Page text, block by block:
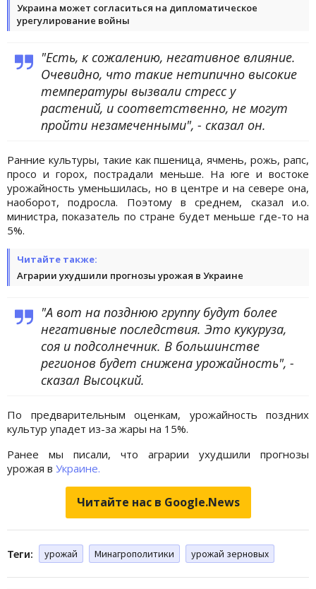
Украина может согласиться на дипломатическое
урегулирование войны
"Есть, к сожалению, негативное влияние.
Очевидно, что такие нетипично высокие
температуры вызвали стресс у
растений, и соответственно, не могут
пройти незамеченными", - сказал он.
Ранние культуры, такие как пшеница, ячмень, рожь, рапс,
просо и горох, пострадали меньше. На юге и востоке
урожайность уменьшилась, но в центре и на севере она,
наоборот, подросла. Поэтому в среднем, сказал и.о.
министра, показатель по стране будет меньше где-то на
5%.
Читайте также:
Аграрии ухудшили прогнозы урожая в Украине
"А вот на позднюю группу будут более
негативные последствия. Это кукуруза,
соя и подсолнечник. В большинстве
регионов будет снижена урожайность", -
сказал Высоцкий.
По предварительным оценкам, урожайность поздних
культур упадет из-за жары на 15%.
Ранее мы писали, что аграрии ухудшили прогнозы
урожая в Украине.
Читайте нас в Google.News
Теги: урожай Минагрополитики урожай зерновых